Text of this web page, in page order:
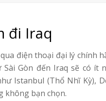
đi Iraq
điện thoại đại lý chính
Gòn đến Iraq sẽ có ít
Istanbul (Thổ Nhĩ Kỳ),
không bạn chọn.